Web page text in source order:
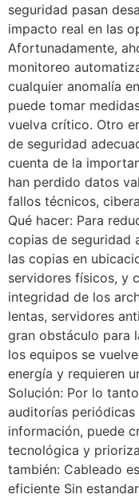
seguridad pasan
impacto real en las
Afortunadamente,
monitoreo
cualquier anomalía
puede tomar
vuelva crítico. Otro
de seguridad
cuenta de la
han perdido datos
fallos técnicos,
Qué hacer: Para
copias de seguridad
las copias en
servidores físicos, y
integridad de los
lentas, servidores
gran obstáculo para
los equipos se
energía y requieren
Solución: Por lo
auditorías
información, puede
tecnológica y
también: Cableado
eficiente Sin